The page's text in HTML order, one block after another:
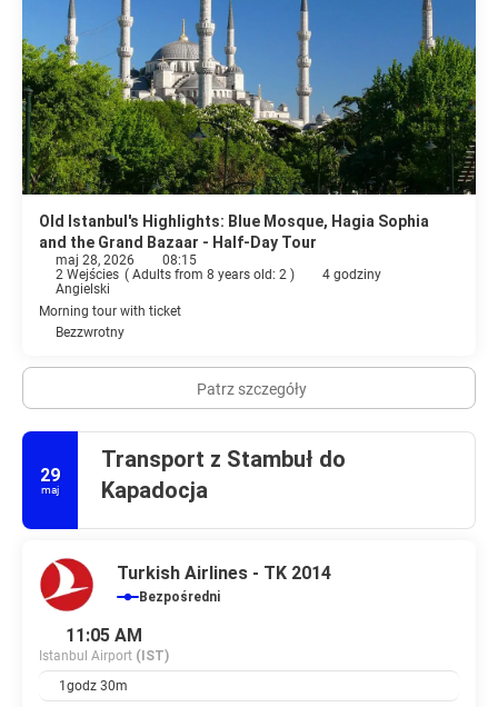
Old Istanbul's Highlights: Blue Mosque, Hagia Sophia
and the Grand Bazaar - Half-Day Tour
maj 28, 2026
08:15
2 Wejścies ( Adults from 8 years old: 2 )
4 godziny
Angielski
Morning tour with ticket
Bezzwrotny
Patrz szczegóły
29
maj
Transport z Stambuł do
Kapadocja
Turkish Airlines - TK 2014
Bezpośredni
11:05 AM
Istanbul Airport (IST)
1godz 30m